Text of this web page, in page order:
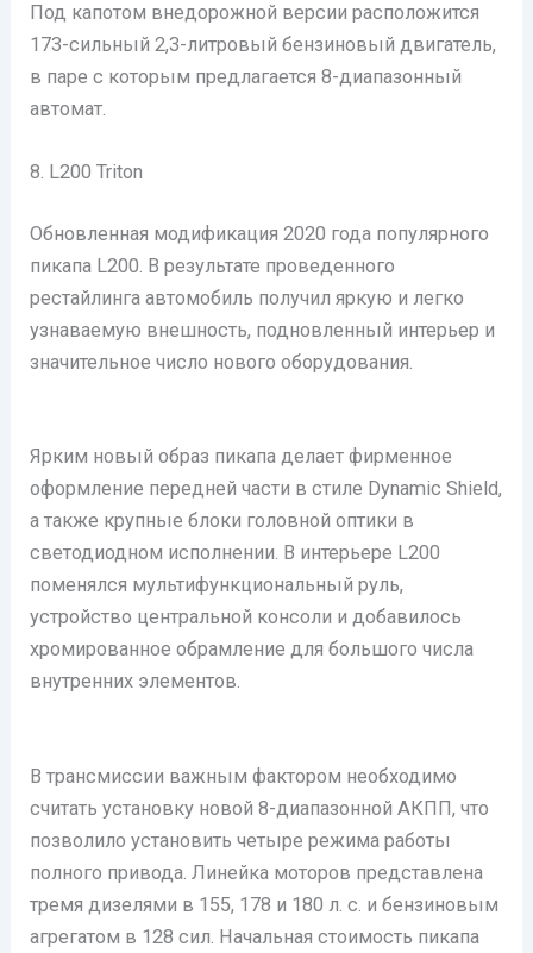
Под капотом внедорожной версии расположится
173-сильный 2,3-литровый бензиновый двигатель,
в паре с которым предлагается 8-диапазонный
автомат.
8. L200 Triton
Обновленная модификация 2020 года популярного
пикапа L200. В результате проведенного
рестайлинга автомобиль получил яркую и легко
узнаваемую внешность, подновленный интерьер и
значительное число нового оборудования.
Ярким новый образ пикапа делает фирменное
оформление передней части в стиле Dynamic Shield,
а также крупные блоки головной оптики в
светодиодном исполнении. В интерьере L200
поменялся мультифункциональный руль,
устройство центральной консоли и добавилось
хромированное обрамление для большого числа
внутренних элементов.
В трансмиссии важным фактором необходимо
считать установку новой 8-диапазонной АКПП, что
позволило установить четыре режима работы
полного привода. Линейка моторов представлена
тремя дизелями в 155, 178 и 180 л. с. и бензиновым
агрегатом в 128 сил. Начальная стоимость пикапа